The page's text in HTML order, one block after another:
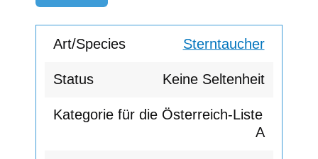
Sterntaucher
Keine Seltenheit
A